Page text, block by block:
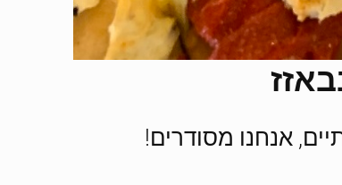
אנחנו מסודרים!